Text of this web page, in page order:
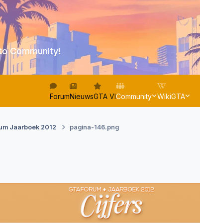
Community!
ForumNieuwsGTA VICommunity WikiGTA
Jaarboek 2012 pagina-146.png